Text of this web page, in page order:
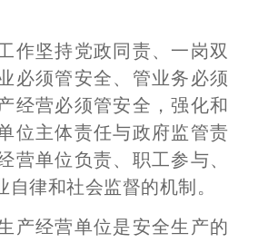
坚持党政同责、一岗双
必须管安全、管业务必须
经营必须管安全，强化和
位主体责任与政府监管责
营单位负责、职工参与、
自律和社会监督的机制。
产经营单位是安全生产的